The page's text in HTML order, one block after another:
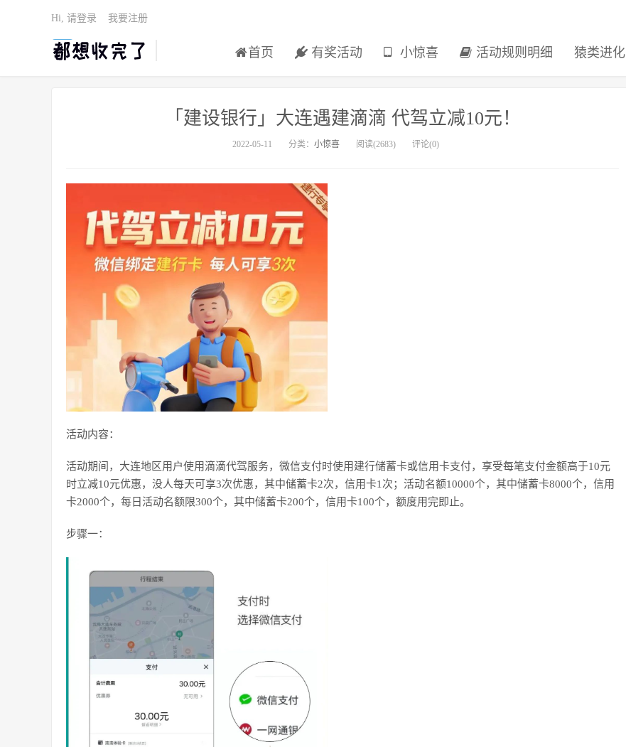
首页 有奖活动 小惊喜 活动规则明细 猿类进化
Hi, 请登录 我要注册
「建设银行」大连遇建滴滴 代驾立减10元！
2022-05-11 分类： 小惊喜 阅读(2683) 评论(0)
活动内容：
活动期间，大连地区用户使用滴滴代驾服务，微信支付时使用建行储蓄卡或信用卡支付，享受每笔支付金额高于10元
时立减10元优惠，没人每天可享3次优惠，其中储蓄卡2次，信用卡1次；活动名额10000个，其中储蓄卡8000个，信用
卡2000个，每日活动名额限300个，其中储蓄卡200个，信用卡100个，额度用完即止。
步骤一：